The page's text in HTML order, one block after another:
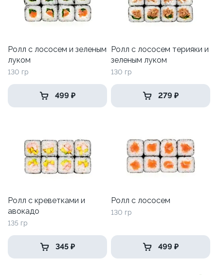
Ролл с лососем и зеленым
луком
130 гр
499 ₽
Ролл с лососем терияки и
зеленым луком
130 гр
279 ₽
Ролл с креветками и
авокадо
135 гр
345 ₽
Ролл с лососем
130 гр
499 ₽